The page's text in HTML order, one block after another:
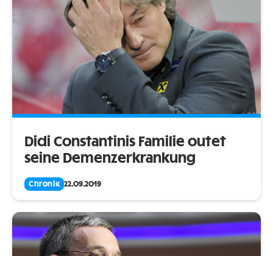
Didi Constantinis Familie outet
seine Demenzerkrankung
Chronik 22.09.2019